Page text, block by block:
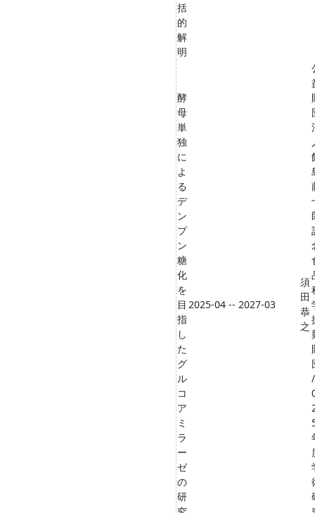
括
的
解
明
酵
母
単
独
に
よ
る
デ
ン
プ
ン
糖
化
を
目
指
し
た
グ
ル
コ
ア
ミ
ラ
ー
ゼ
の
研
2025-04 -- 2027-03
須
田
恭
之